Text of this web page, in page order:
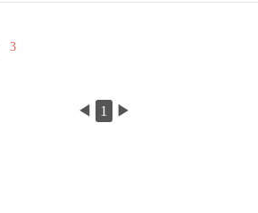
3
◀ 1 ▶